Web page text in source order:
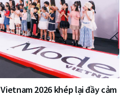
2026 khép lại đầy cảm